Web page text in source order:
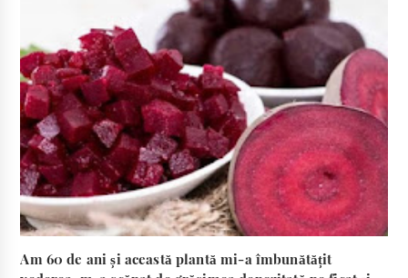
Am 60 de ani și această plantă mi-a îmbunătățit